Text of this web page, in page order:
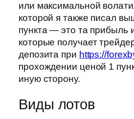
или максимальной
которой я также писал
пункта — это та прибыль
которые получает
депозита при https://
прохождении ценой 1
иную сторону.
Виды лотов